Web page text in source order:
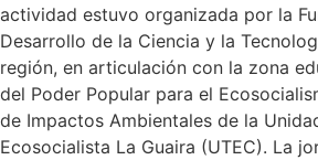
actividad estuvo organizada por la
Desarrollo de la Ciencia y la
región, en articulación con la zona
del Poder Popular para el
de Impactos Ambientales de la
Ecosocialista La Guaira (UTEC). La